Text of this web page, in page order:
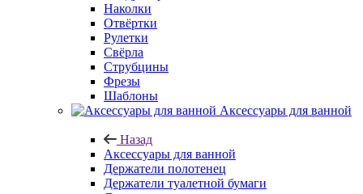
Наколки
Отвёртки
Рулетки
Свёрла
Струбцины
Фрезы
Шаблоны
Аксессуары для ванной
Назад
Аксессуары для ванной
Держатели полотенец
Держатели туалетной бумаги